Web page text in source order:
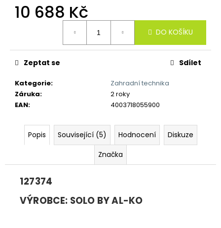
10 688 Kč
DO KOŠÍKU
Kategorie:
Zahradní technika
Záruka:
2 roky
EAN: 4003718055900
Zeptat se Sdílet
Popis Související (5) Hodnocení
Diskuze
Značka
127374
VÝROBCE: SOLO BY AL-KO
o
u
č
u
e